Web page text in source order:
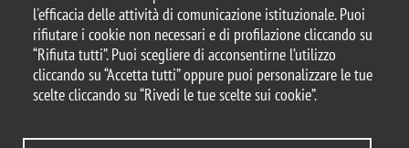
l'efficacia delle attività di comunicazione istituzionale. Puoi
rifiutare i cookie non necessari e di profilazione cliccando su
“Rifiuta tutti”. Puoi scegliere di acconsentirne l’utilizzo
cliccando su “Accetta tutti” oppure puoi personalizzare le tue
scelte cliccando su “Rivedi le tue scelte sui cookie”.
© 2025 Università degli Studi di Milano-Bicocca
Piazza dell'Ateneo Nuovo, 1 - 20126, Milano
Casella PEC:ateneo.bicocca@pec.unimib.it
P.I. 12621570154 |
redazioneweb.formazione@unimib.it